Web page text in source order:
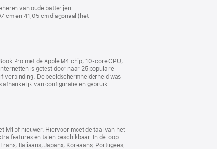
van oude batterijen.
cm en 41,05 cm diagonaal (het
Pro met de Apple M4 chip, 10‑core CPU,
is getest door naar 25 populaire
De beeldscherm­helderheid was
afhankelijk van configuratie en gebruik.
M1 of nieuwer. Hiervoor moet de taal van het
features en talen beschikbaar. In de loop
Italiaans, Japans, Koreaans, Portugees,